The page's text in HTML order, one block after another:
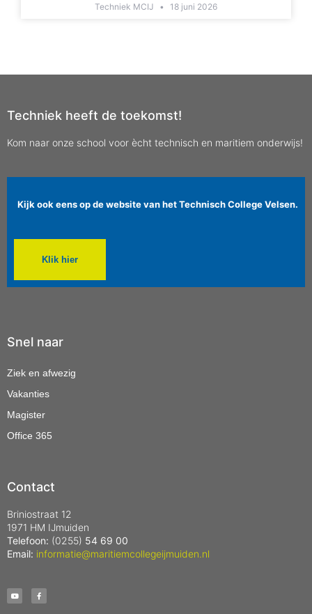
Techniek MCIJ 18 juni 2026
Techniek heeft de toekomst!
Kom naar onze school voor ècht technisch en maritiem onderwijs!
Kijk ook eens op de website van het Technisch College Velsen.
Klik hier
Snel naar
Ziek en afwezig
Vakanties
Magister
Office 365
Contact
Briniostraat 12
1971 HM IJmuiden
Telefoon: (0255) 54 69 00
Email: informatie@maritiemcollegeijmuiden.nl